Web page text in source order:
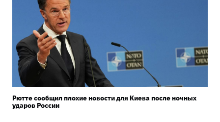
Рютте сообщил плохие новости для Киева после ночных
ударов России